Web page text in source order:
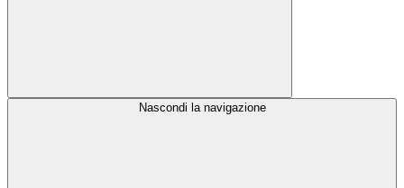
Nascondi la navigazione